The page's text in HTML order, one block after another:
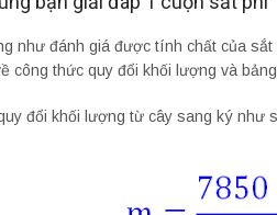
như đánh giá được tính chất của
công thức quy đổi khối lượng và
đổi khối lượng từ cây sang ký như